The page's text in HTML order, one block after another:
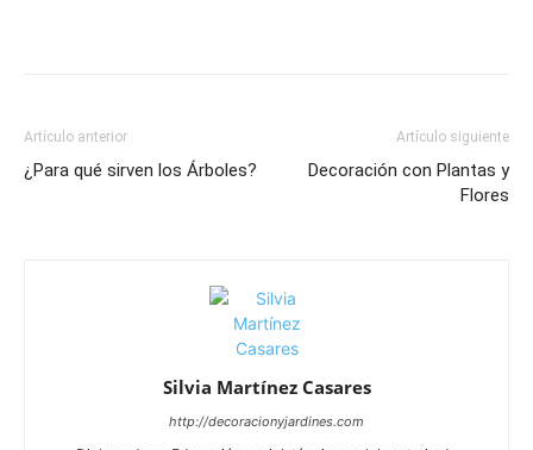
Artículo anterior
¿Para qué sirven los Árboles?
Artículo siguiente
Decoración con Plantas y
Flores
Silvia Martínez Casares
http://decoracionyjardines.com